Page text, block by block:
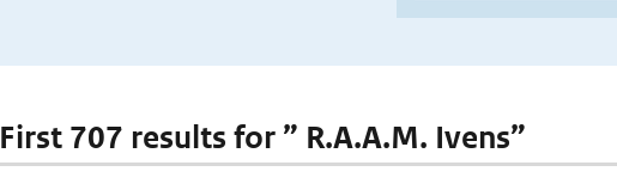
First 707 results for ” R.A.A.M. Ivens”